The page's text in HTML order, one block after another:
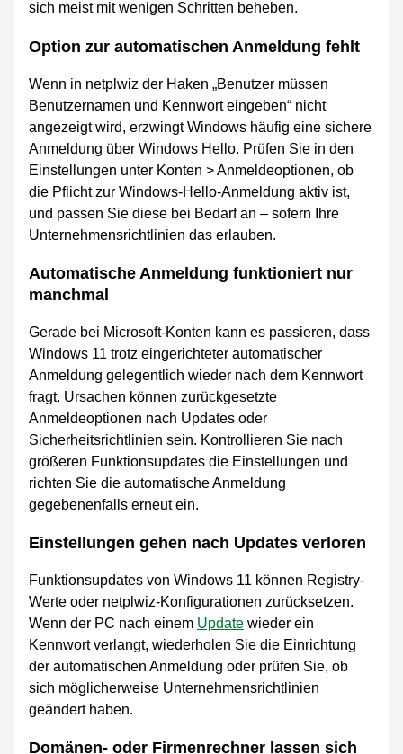
sich meist mit wenigen Schritten beheben.
Option zur automatischen Anmeldung fehlt
Wenn in netplwiz der Haken „Benutzer müssen
Benutzernamen und Kennwort eingeben“ nicht
angezeigt wird, erzwingt Windows häufig eine sichere
Anmeldung über Windows Hello. Prüfen Sie in den
Einstellungen unter Konten > Anmeldeoptionen, ob
die Pflicht zur Windows-Hello-Anmeldung aktiv ist,
und passen Sie diese bei Bedarf an – sofern Ihre
Unternehmensrichtlinien das erlauben.
Automatische Anmeldung funktioniert nur
manchmal
Gerade bei Microsoft-Konten kann es passieren, dass
Windows 11 trotz eingerichteter automatischer
Anmeldung gelegentlich wieder nach dem Kennwort
fragt. Ursachen können zurückgesetzte
Anmeldeoptionen nach Updates oder
Sicherheitsrichtlinien sein. Kontrollieren Sie nach
größeren Funktionsupdates die Einstellungen und
richten Sie die automatische Anmeldung
gegebenenfalls erneut ein.
Einstellungen gehen nach Updates verloren
Funktionsupdates von Windows 11 können Registry-
Werte oder netplwiz-Konfigurationen zurücksetzen.
Wenn der PC nach einem Updatewieder ein
Kennwort verlangt, wiederholen Sie die Einrichtung
der automatischen Anmeldung oder prüfen Sie, ob
sich möglicherweise Unternehmensrichtlinien
geändert haben.
Domänen- oder Firmenrechner lassen sich